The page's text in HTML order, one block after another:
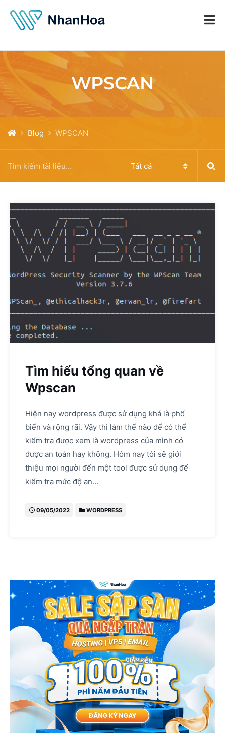
WPSCAN
Blog WPSCAN
Tìm hiểu tổng quan về
Wpscan
Hiện nay wordpress được sử dụng khá là phổ
biến và rộng rãi. Vậy thì làm thế nào để có thể
kiểm tra được xem là wordpress của mình có
được an toàn hay không. Hôm nay tôi sẽ giới
thiệu mọi người đến một tool được sử dụng để
kiểm tra mức độ an…
09/05/2022 WORDPRESS